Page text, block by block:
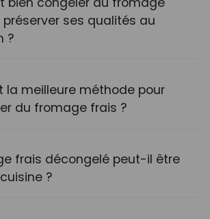
ses qualités au
?
la meilleure méthode pour
du fromage frais ?
frais décongelé peut-il être
?